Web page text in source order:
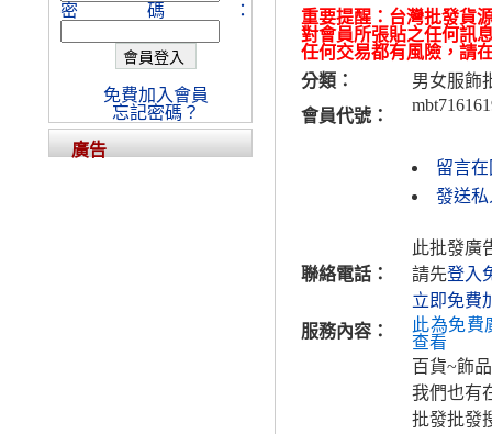
重要提醒：台灣批發貨
對會員所張貼之任何訊
任何交易都有風險，請
分類：
男女服飾
會員代號：
留言
發送私
聯絡電話：
此批發廣
請先登入
立即免費
服務內容：
此為免費
查看
百貨~飾
我們也有
批發批發
密碼：
免費加入會員
忘記密碼？
廣告